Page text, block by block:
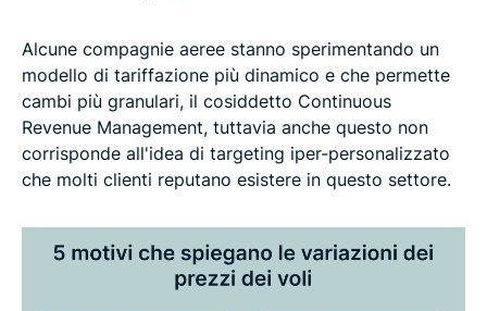
Alcune compagnie aeree stanno sperimentando un
modello di tariffazione più dinamico e che permette
cambi più granulari, il cosiddetto Continuous
Revenue Management, tuttavia anche questo non
corrisponde all'idea di targeting iper-personalizzato
che molti clienti reputano esistere in questo settore.